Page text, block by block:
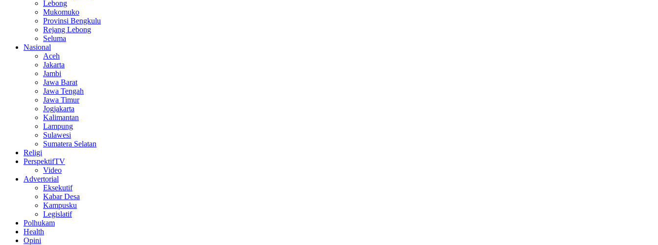
Lebong
Mukomuko
Provinsi Bengkulu
Rejang Lebong
Seluma
Nasional
Aceh
Jakarta
Jambi
Jawa Barat
Jawa Tengah
Jawa Timur
Jogjakarta
Kalimantan
Lampung
Sulawesi
Sumatera Selatan
Religi
PerspektifTV
Video
Advertorial
Eksekutif
Kabar Desa
Kampusku
Legislatif
Polhukam
Health
Opini